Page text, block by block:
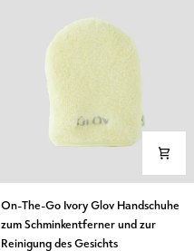
On-
Go
On-The-Go Ivory Glov Handschuhe
zum Schminkentferner und zur
Reinigung des Gesichts